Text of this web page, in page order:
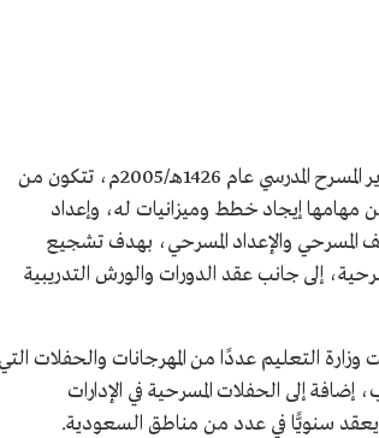
شكلت وزارة التربية والتعليم (وزارة التعليم حاليًّا) لجنة دائمة لتطوير المسرح المدرسي عام 1426هـ/2005م، تتكون من
إيجاد خطط وميزانيات له، وإعداد
المسرحي والإعداد المسرحي، بهدف تشجيع
إلى جانب عقد الدورات والورش التدريبية
وزارة التعليم عددًا من المهرجانات والحفلات
إلى الحفلات المسرحية في الإدارات
يعقد سنويًّا في عدد من مناطق السعودية.